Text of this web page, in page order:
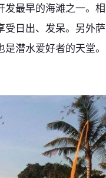
发最早的海滩之一。相
受日出、发呆。另外萨
潜水爱好者的天堂。